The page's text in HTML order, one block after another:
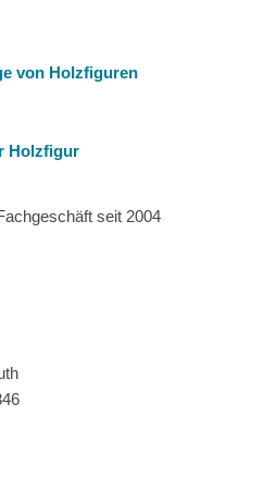
von Holzfiguren
Holzfigur
seit 2004